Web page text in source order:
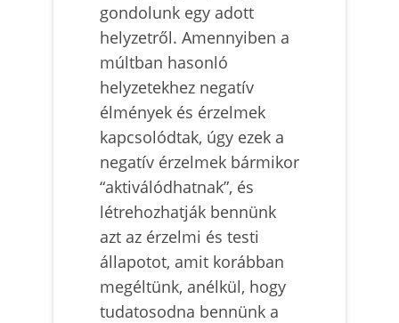
gondolunk egy adott
helyzetről. Amennyiben a
múltban hasonló
helyzetekhez negatív
élmények és érzelmek
kapcsolódtak, úgy ezek a
negatív érzelmek bármikor
“aktiválódhatnak”, és
létrehozhatják bennünk
azt az érzelmi és testi
állapotot, amit korábban
megéltünk, anélkül, hogy
tudatosodna bennünk a